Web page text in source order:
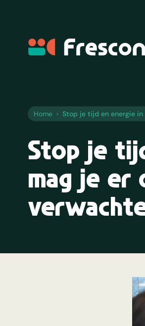
Frescon
Home › Stop je tijd en energie in
Stop je
mag je